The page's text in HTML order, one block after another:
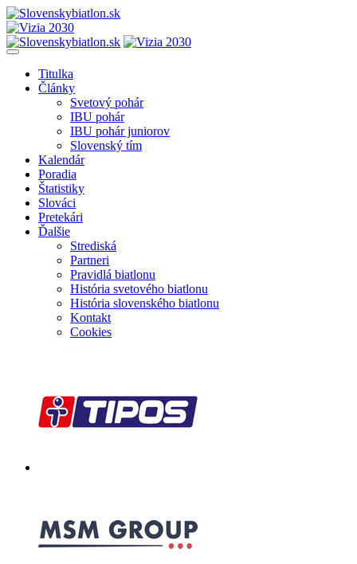
Titulka
Články
Svetový pohár
IBU pohár
IBU pohár juniorov
Slovenský tím
Kalendár
Poradia
Štatistiky
Slováci
Pretekári
Ďalšie
Strediská
Partneri
Pravidlá biatlonu
História svetového biatlonu
História slovenského biatlonu
Kontakt
Cookies